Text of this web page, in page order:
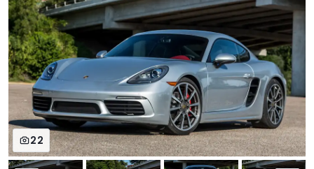
22